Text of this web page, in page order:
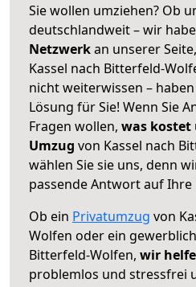
Sie wollen umziehen? Ob
deutschlandweit – wir
Netzwerkan unserer
Kassel nach Bitterfeld-
nicht weiterwissen –
Lösung für Sie! Wenn Sie
Fragen wollen, was kostet
Umzug von Kassel nach
wählen Sie sie uns, denn
passende Antwort auf Ihre
Ob ein Privatumzug von
Wolfen oder ein
Bitterfeld-Wolfen, wir
problemlos und stressfrei